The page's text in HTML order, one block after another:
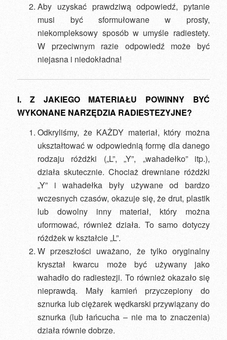
Aby uzyskać prawdziwą odpowiedź, pytanie
musi być sformułowane w prosty,
niekompleksowy sposób w umyśle radiestety.
W przeciwnym razie odpowiedź może być
niejasna i niedokładna!
I. Z JAKIEGO MATERIAŁU POWINNY BYĆ
WYKONANE NARZĘDZIA RADIESTEZYJNE?
Odkryliśmy, że KAŻDY materiał, który można
ukształtować w odpowiednią formę dla danego
rodzaju różdżki („L”, „Y”, „wahadełko” itp.),
działa skutecznie. Chociaż drewniane różdżki
„Y” i wahadełka były używane od bardzo
wczesnych czasów, okazuje się, że drut, plastik
lub dowolny inny materiał, który można
uformować, również działa. To samo dotyczy
różdżek w kształcie „L”.
W przeszłości uważano, że tylko oryginalny
kryształ kwarcu może być używany jako
wahadło do radiestezji. To również okazało się
nieprawdą. Mały kamień przyczepiony do
sznurka lub ciężarek wędkarski przywiązany do
sznurka (lub łańcucha – nie ma to znaczenia)
działa równie dobrze.